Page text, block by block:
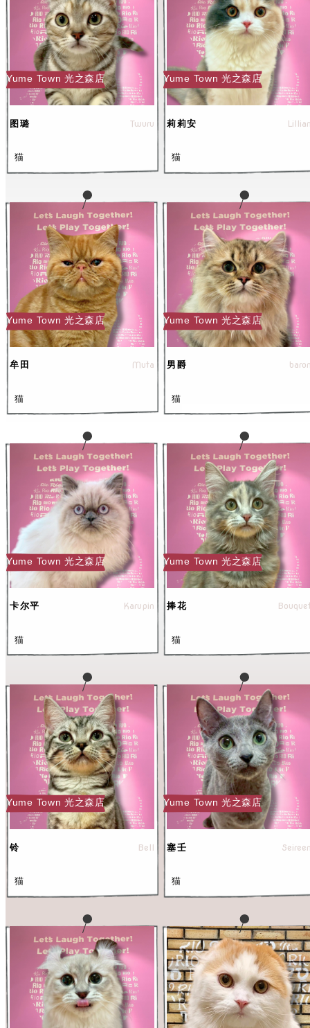
Yume Town 光之森店
图璐 Twuru
猫
Yume Town 光之森店
莉莉安
猫
Yume Town 光之森店
牟田 Muta
猫
Yume Town 光之森店
男爵
猫
Yume Town 光之森店
卡尔平 Karupin
猫
Yume Town 光之森店
捧花
猫
Yume Town 光之森店
铃 Bell
猫
Yume Town 光之森店
塞壬
猫